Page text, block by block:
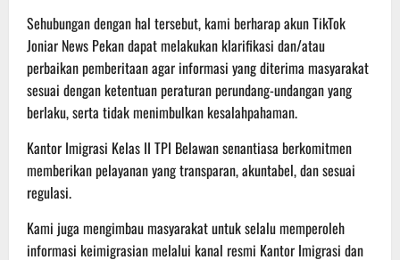
Sehubungan dengan hal tersebut, kami berharap akun TikTok
Joniar News Pekan dapat melakukan klarifikasi dan/atau
perbaikan pemberitaan agar informasi yang diterima masyarakat
sesuai dengan ketentuan peraturan perundang-undangan yang
berlaku, serta tidak menimbulkan kesalahpahaman.
Kantor Imigrasi Kelas II TPI Belawan senantiasa berkomitmen
memberikan pelayanan yang transparan, akuntabel, dan sesuai
regulasi.
Kami juga mengimbau masyarakat untuk selalu memperoleh
informasi keimigrasian melalui kanal resmi Kantor Imigrasi dan